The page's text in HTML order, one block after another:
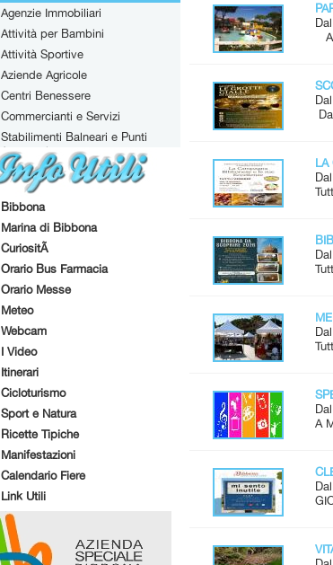
Agenzie Immobiliari
Attività per Bambini
Attività Sportive
Aziende Agricole
Centri Benessere
Commercianti e Servizi
Stabilimenti Balneari e Punti
Attrezzati
Bibbona
Marina di Bibbona
CuriositÃ
Orario Bus Farmacia
Orario Messe
Meteo
Webcam
I Video
Itinerari
Cicloturismo
Sport e Natura
Ricette Tipiche
Manifestazioni
Calendario Fiere
Link Utili
A
LA
A